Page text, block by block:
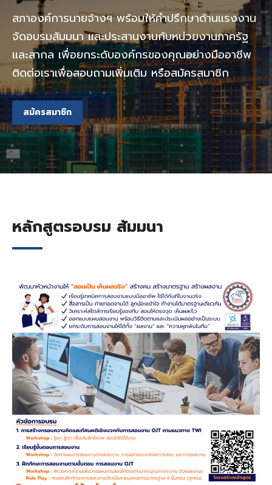
สภาองค์การนายจ้างฯ พร้อมให้คำปรึกษาด้านแรงงาน
จัดอบรมสัมมนา และประสานงานกับหน่วยงานภาครัฐ
และสากล เพื่อยกระดับองค์กรของคุณอย่างมืออาชีพ
ติดต่อเราเพื่อสอบถามเพิ่มเติม หรือสมัครสมาชิก
สมัครสมาชิก
หลักสูตรอบรม สัมมนา